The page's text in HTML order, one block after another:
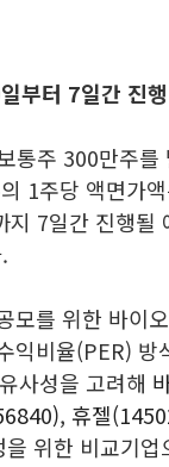
부터 7일간 진행
통주 300만주
1주당 액면가
7일간 진행
모를 위한 바이
익비율(PER)
사성을 고려해
, 휴젤
위한 비교기업